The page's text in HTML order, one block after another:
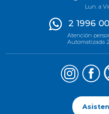
Lun. a
2 1996
Atención
Automatizada